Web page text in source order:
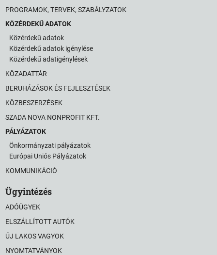
PROGRAMOK, TERVEK, SZABÁLYZATOK
KÖZÉRDEKŰ ADATOK
Közérdekű adatok
Közérdekű adatok igénylése
Közérdekű adatigénylések
KÖZADATTÁR
BERUHÁZÁSOK ÉS FEJLESZTÉSEK
KÖZBESZERZÉSEK
SZADA NOVA NONPROFIT KFT.
PÁLYÁZATOK
Önkormányzati pályázatok
Európai Uniós Pályázatok
KOMMUNIKÁCIÓ
Ügyintézés
ADÓÜGYEK
ELSZÁLLÍTOTT AUTÓK
ÚJ LAKOS VAGYOK
NYOMTATVÁNYOK